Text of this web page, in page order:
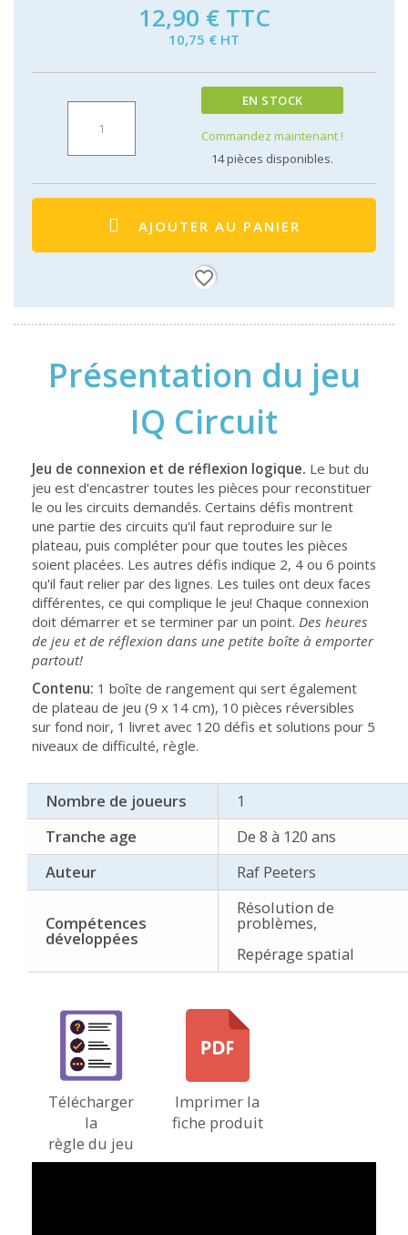
12,90 € TTC
10,75 € HT
EN STOCK
Commandez maintenant !
14pièces disponibles.
AJOUTER AU PANIER
favorite_border
Présentation du jeu
IQ Circuit
Jeu de connexion et de réflexion logique. Le but du
jeu est d'encastrer toutes les pièces pour reconstituer
le ou les circuits demandés. Certains défis montrent
une partie des circuits qu'il faut reproduire sur le
plateau, puis compléter pour que toutes les pièces
soient placées. Les autres défis indique 2, 4 ou 6 points
qu'il faut relier par des lignes. Les tuiles ont deux faces
différentes, ce qui complique le jeu! Chaque connexion
doit démarrer et se terminer par un point. Des heures
de jeu et de réflexion dans une petite boîte à emporter
partout!
Contenu: 1 boîte de rangement qui sert également
de plateau de jeu (9 x 14 cm), 10 pièces réversibles
sur fond noir, 1 livret avec 120 défis et solutions pour 5
niveaux de difficulté, règle.
Nombre de joueurs
1
Tranche age
De 8 à 120 ans
Auteur
Raf Peeters
Compétences
développées
Résolution de
problèmes,
Repérage spatial
Télécharger
la
règle du jeu
Imprimer la
fiche produit